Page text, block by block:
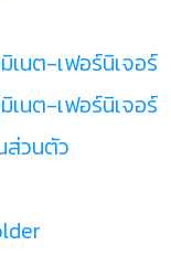
เนต-เฟอร์นิเจอร์
เนต-เฟอร์นิเจอร์
ส่วนตัว